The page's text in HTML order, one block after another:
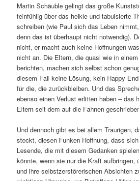
Martin Schäuble gelingt das große
feinfühlig über das heikle und tabuisierte
schreiben (wie Paul sich das Leben
denn das ist überhaupt nicht notwendig).
nicht, er macht auch keine Hoffnungen
nicht an. Die Eltern, die quasi wie in
berichten, machen sich selbst schon
diesem Fall keine Lösung, kein Happy
für die, die zurückbleiben. Und das
ebenso einen Verlust erlitten haben – das
Eltern seit dem auf die Fahnen
Und dennoch gibt es bei allem Traurigen,
steckt, diesen Funken Hoffnung, dass
Lesende, die mit diesem Gedanken
könnte, wenn sie nur die Kraft aufbringen,
und ihre selbstzerstörerischen Absichten